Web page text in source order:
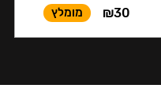
₪30 מומלץ